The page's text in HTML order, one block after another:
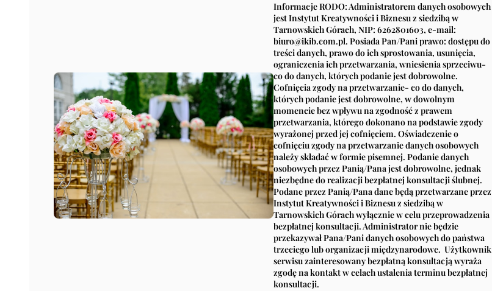
Informacje RODO: Administratorem danych osobowych
jest Instytut Kreatywności i Biznesu z siedzibą w
Tarnowskich Górach, NIP: 6262801603, e-mail:
biuro@ikib.com.pl. Posiada Pan/Pani prawo: dostępu do
treści danych, prawo do ich sprostowania, usunięcia,
ograniczenia ich przetwarzania, wniesienia sprzeciwu-
co do danych, których podanie jest dobrowolne.
Cofnięcia zgody na przetwarzanie- co do danych,
których podanie jest dobrowolne, w dowolnym
momencie bez wpływu na zgodność z prawem
przetwarzania, którego dokonano na podstawie zgody
wyrażonej przed jej cofnięciem. Oświadczenie o
cofnięciu zgody na przetwarzanie danych osobowych
należy składać w formie pisemnej. Podanie danych
osobowych przez Panią/Pana jest dobrowolne, jednak
niezbędne do realizacji bezpłatnej konsultacji ślubnej.
Podane przez Panią/Pana dane będą przetwarzane przez
Instytut Kreatywności i Biznesu z siedzibą w
Tarnowskich Górach wyłącznie w celu przeprowadzenia
bezpłatnej konsultacji. Administrator nie będzie
przekazywał Pana/Pani danych osobowych do państwa
trzeciego lub organizacji międzynarodowe. Użytkownik
serwisu zainteresowany bezpłatną konsultacją wyraża
zgodę na kontakt w celach ustalenia terminu bezpłatnej
konsultacji.